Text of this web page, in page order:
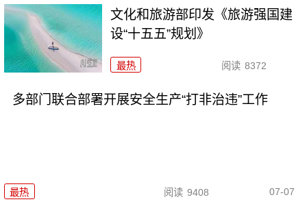
文化和旅游部印发《旅游强国建
设“十五五”规划》
最热 阅读 8372
多部门联合部署开展安全生产“打非治违”工作
最热 阅读 9408 07-07